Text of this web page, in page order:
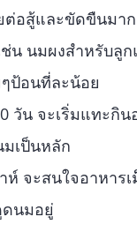
ต่อสู้และขัดขืนมา
ช่น นมผงสำหรับลู
ป้อนที่ละน้อย
วัน จะเริ่มแทะกิ
เป็นหลัก
ห์ จะสนใจอาหาร
นมอยู่